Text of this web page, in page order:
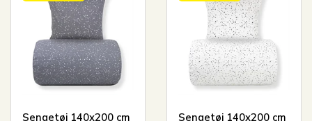
Sengetøj 140x200 cm
Sengetøj 140x200 cm